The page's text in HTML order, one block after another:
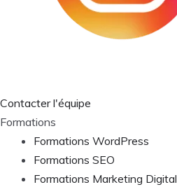
Contacter l'équipe
Formations
Formations WordPress
Formations SEO
Formations Marketing Digital